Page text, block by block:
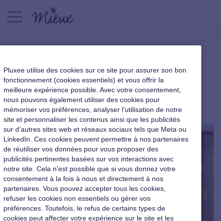
Les tiers-lieux séduisent de
plus en plus
|27 juin 2016
Pluxee utilise des cookies sur ce site pour assurer son bon
fonctionnement (cookies essentiels) et vous offrir la
meilleure expérience possible. Avec votre consentement,
nous pouvons également utiliser des cookies pour
mémoriser vos préférences, analyser l’utilisation de notre
site et personnaliser les contenus ainsi que les publicités
sur d’autres sites web et réseaux sociaux tels que Meta ou
LinkedIn. Ces cookies peuvent permettre à nos partenaires
de réutiliser vos données pour vous proposer des
publicités pertinentes basées sur vos interactions avec
notre site. Cela n'est possible que si vous donnez votre
consentement à la fois à nous et directement à nos
partenaires. Vous pouvez accepter tous les cookies,
refuser les cookies non essentiels ou gérer vos
préférences. Toutefois, le refus de certains types de
cookies peut affecter votre expérience sur le site et les